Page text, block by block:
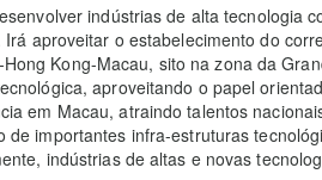
indústrias de alta tecnologia
Irá aproveitar o estabelecimento do
Kong-Macau, sito na zona da
aproveitando o papel
em Macau, atraindo talentos
de importantes infra-estruturas
indústrias de altas e novas